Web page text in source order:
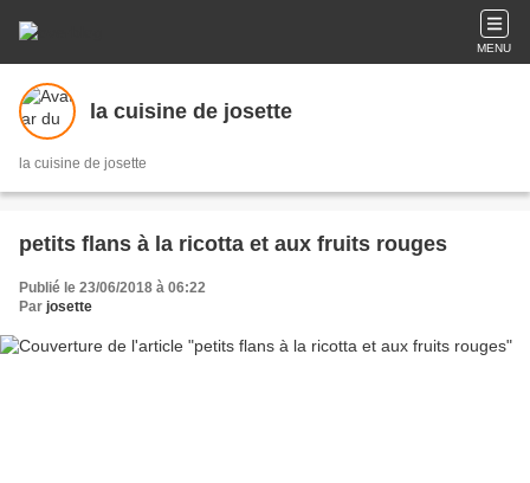
MENU
la cuisine de josette
la cuisine de josette
petits flans à la ricotta et aux fruits rouges
Publié le 23/06/2018 à 06:22
Par josette